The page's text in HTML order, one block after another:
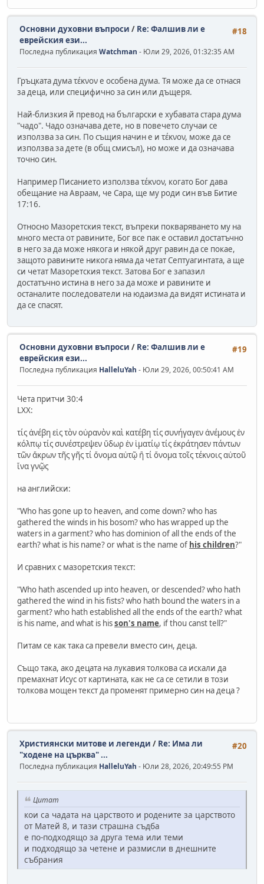
#18
Основни духовни въпроси / Re: Фалшив ли е
еврейския ези...
Последна публикация Watchman - Юли 29, 2026, 01:32:35 AM
Гръцката дума τέκνον е особена дума. Тя може да се отнася
за деца, или специфично за син или дъщеря.
Най-близкия й превод на български е хубавата стара дума
"чадо". Чадо означава дете, но в повечето случаи се
използва за син. По същия начин е и τέκνον, може да се
използва за дете (в общ смисъл), но може и да означава
точно син.
Например Писанието използва τέκνον, когато Бог дава
обещание на Авраам, че Сара, ще му роди син във Битие
17:16.
Относно Мазоретския текст, въпреки покваряването му на
много места от равините, Бог все пак е оставил достатъчно
в него за да може някога и някой друг равин да се покае,
защото равините никога няма да четат Септуагинтата, а ще
си четат Мазоретския текст. Затова Бог е запазил
достатъчно истина в него за да може и равините и
останалите последователи на юдаизма да видят истината и
да се спасят.
#19
Основни духовни въпроси / Re: Фалшив ли е
еврейския ези...
Последна публикация HalleluYah - Юли 29, 2026, 00:50:41 AM
Чета притчи 30:4
LXX:
τίς ἀνέβη εἰς τὸν οὐρανὸν καὶ κατέβη τίς συνήγαγεν ἀνέμους ἐν
κόλπῳ τίς συνέστρεψεν ὕδωρ ἐν ἱματίῳ τίς ἐκράτησεν πάντων
τῶν ἄκρων τῆς γῆς τί ὄνομα αὐτῷ ἢ τί ὄνομα τοῖς τέκνοις αὐτοῦ
ἵνα γνῷς
на английски:
"Who has gone up to heaven, and come down? who has
gathered the winds in his bosom? who has wrapped up the
waters in a garment? who has dominion of all the ends of the
earth? what is his name? or what is the name of his children?"
И сравних с мазоретския текст:
"Who hath ascended up into heaven, or descended? who hath
gathered the wind in his fists? who hath bound the waters in a
garment? who hath established all the ends of the earth? what
is his name, and what is hisson's name, if thou canst tell?"
Питам се как така са превели вместо син, деца.
Също така, ако децата на лукавия толкова са искали да
премахнат Исус от картината, как не са се сетили в този
толкова мощен текст да променят примерно син на деца ?
#20
Християнски митове и легенди / Re: Има ли
"ходене на църква" ...
Последна публикация HalleluYah - Юли 28, 2026, 20:49:55 PM
Цитат
кои са чадата на царството и родените за царството
от Матей 8, и тази страшна съдба
е по-подходящо за друга тема или теми
и подходящо за четене и размисли в днешните
събрания